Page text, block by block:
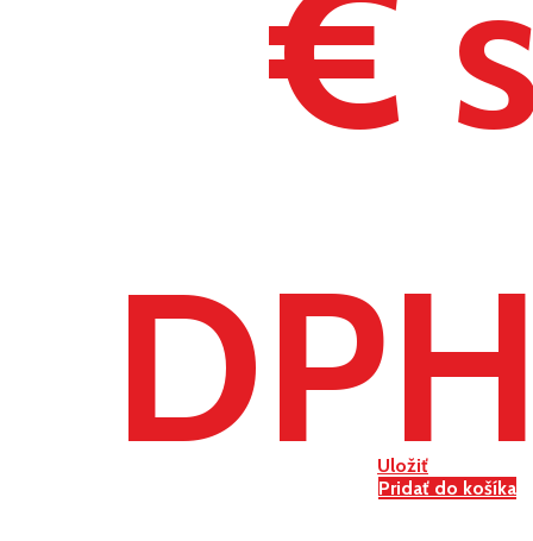
Uložiť
Pridať do košíka
€